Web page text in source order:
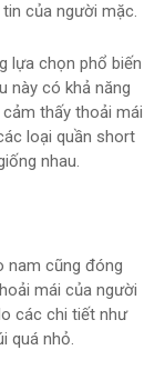
của người mặc.
lựa chọn phổ biến
này có khả năng
thấy thoải mái
loại quần short
nhau.
nam cũng đóng
mái của người
các chi tiết như
quá nhỏ.